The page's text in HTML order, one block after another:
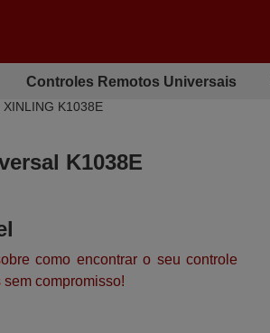
Controles Remotos Universais
K1038E
K1038E
como encontrar o seu controle
compromisso!